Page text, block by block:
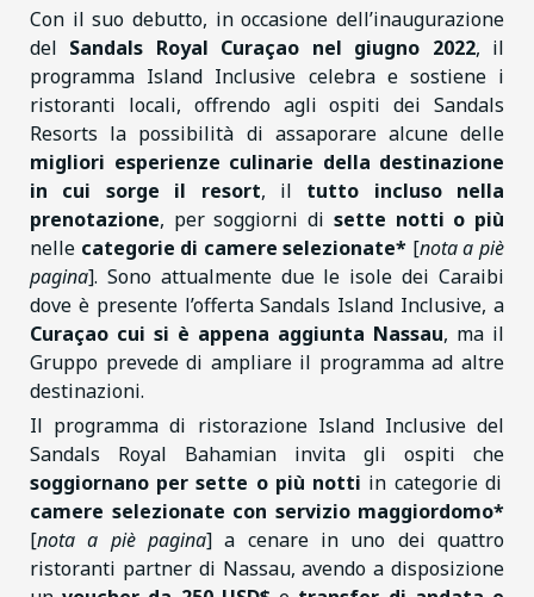
Con il suo debutto, in occasione dell’inaugurazione
del Sandals Royal Curaçao nel giugno 2022, il
programma Island Inclusive celebra e sostiene i
ristoranti locali, offrendo agli ospiti dei Sandals
Resorts la possibilità di assaporare alcune delle
migliori esperienze culinarie della destinazione
in cui sorge il resort, il tutto incluso nella
prenotazione, per soggiorni di sette notti o più
nelle categorie di camere selezionate* [nota a piè
pagina]. Sono attualmente due le isole dei Caraibi
dove è presente l’offerta Sandals Island Inclusive, a
Curaçao cui si è appena aggiunta Nassau, ma il
Gruppo prevede di ampliare il programma ad altre
destinazioni.
Il programma di ristorazione Island Inclusive del
Sandals Royal Bahamian invita gli ospiti che
soggiornano per sette o più notti in categorie di
camere selezionate con servizio maggiordomo*
[nota a piè pagina] a cenare in uno dei quattro
ristoranti partner di Nassau, avendo a disposizione